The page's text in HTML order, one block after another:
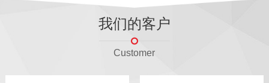
我们的客户
Customer